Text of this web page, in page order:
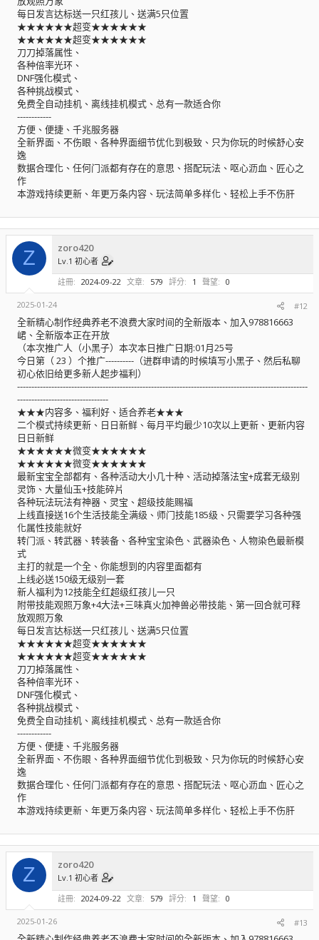
每日发言达标送一只红孩儿、送满5只位置
★★★★★★超变★★★★★★
★★★★★★超变★★★★★★
刀刀掉落属性、
各种倍率光环、
DNF强化模式、
各种挑战模式、
免费全自动挂机、离线挂机模式、总有一款适合你
------------
方便、便捷、千兆服务器
全新界面、不伤眼、各种界面细节优化到极致、只为你玩的时候舒心安
逸
数据合理化、任何门派都有存在的意思、搭配玩法、呕心沥血、匠心之
作
本游戏持续更新、年更万条内容、玩法简单多样化、轻松上手不伤肝
Z zoro420
Lv.1 初心者
註冊
2024-09-22 文章 579 評分 1 聲望 0
2025-01-24 #12
全新精心制作经典养老不浪费大家时间的全新版本、加入978816663
峮、全新版本正在开放
（本次推广人（小黑子）本次本日推广日期:01月25号
今日第（ 23 ）个推广----------（进群申请的时候填写小黑子、然后私聊
初心依旧给更多新人起步福利）
------------------------------------------------------------------------------------------------------
--------------------------------
★★★内容多、福利好、适合养老★★★
二个模式持续更新、日日新鲜、每月平均最少10次以上更新、更新内容
日日新鲜
★★★★★★微变★★★★★★
★★★★★★微变★★★★★★
最新宝宝全部都有、各种活动大小几十种、活动掉落法宝+成套无级别
灵饰、大量仙玉+技能碎片
各种玩法玩法有神器、灵宝、超级技能赐福
上线直接送16个生活技能全满级、师门技能185级、只需要学习各种强
化属性技能就好
转门派、转武器、转装备、各种宝宝染色、武器染色、人物染色最新模
式
主打的就是一个全、你能想到的内容里面都有
上线必送150级无级别一套
新人福利为12技能全红超级红孩儿一只
附带技能观照万象+4大法+三味真火加神兽必带技能、第一回合就可释
放观照万象
每日发言达标送一只红孩儿、送满5只位置
★★★★★★超变★★★★★★
★★★★★★超变★★★★★★
刀刀掉落属性、
各种倍率光环、
DNF强化模式、
各种挑战模式、
免费全自动挂机、离线挂机模式、总有一款适合你
------------
方便、便捷、千兆服务器
全新界面、不伤眼、各种界面细节优化到极致、只为你玩的时候舒心安
逸
数据合理化、任何门派都有存在的意思、搭配玩法、呕心沥血、匠心之
作
本游戏持续更新、年更万条内容、玩法简单多样化、轻松上手不伤肝
Z zoro420
Lv.1 初心者
註冊
2024-09-22 文章 579 評分 1 聲望 0
2025-01-26 #13